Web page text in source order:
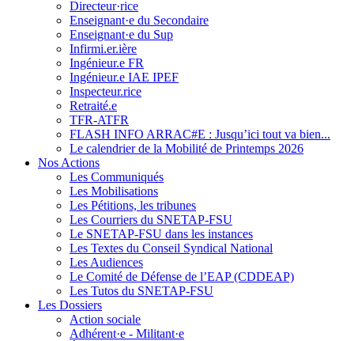
Directeur·rice
Enseignant·e du Secondaire
Enseignant·e du Sup
Infirmi.er.ière
Ingénieur.e FR
Ingénieur.e IAE IPEF
Inspecteur.rice
Retraité.e
TFR-ATFR
FLASH INFO ARRAC#E : Jusqu’ici tout va bien...
Le calendrier de la Mobilité de Printemps 2026
Nos Actions
Les Communiqués
Les Mobilisations
Les Pétitions, les tribunes
Les Courriers du SNETAP-FSU
Le SNETAP-FSU dans les instances
Les Textes du Conseil Syndical National
Les Audiences
Le Comité de Défense de l’EAP (CDDEAP)
Les Tutos du SNETAP-FSU
Les Dossiers
Action sociale
Adhérent·e - Militant·e